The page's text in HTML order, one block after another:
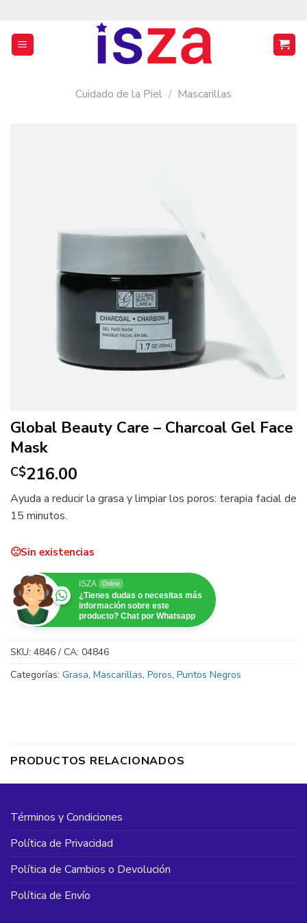
contenido
Cuidado de la Piel / Mascarillas
Global Beauty Care – Charcoal Gel Face
Mask
C$216.00
Ayuda a reducir la grasa y limpiar los poros: terapia facial de
15 minutos.
Sin existencias
ISZA Online
¿Tienes dudas o necesitas más
información sobre este
producto? Chat por Whatsapp
SKU: 4846 / CA: 04846
Categorías: Grasa, Mascarillas, Poros, Puntos Negros
PRODUCTOS RELACIONADOS
Términos y Condiciones
Política de Privacidad
Política de Cambios o Devolución
Política de Envío